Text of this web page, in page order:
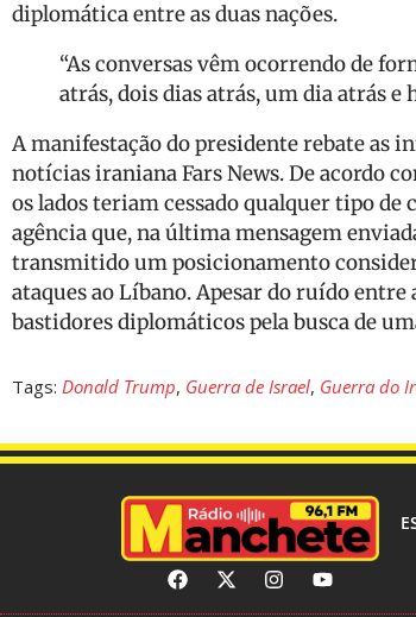
diplomática entre as duas nações.
“As conversas vêm ocorrendo de
atrás, dois dias atrás, um dia atrás
A manifestação do presidente rebate as
notícias iraniana Fars News. De acordo
os lados teriam cessado qualquer tipo de
agência que, na última mensagem
transmitido um posicionamento
ataques ao Líbano. Apesar do ruído entre
bastidores diplomáticos pela busca de
Tags: Donald Trump, Guerra de Israel, Guerra do